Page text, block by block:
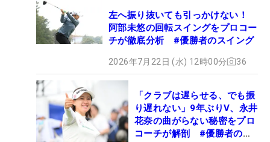
左へ振り抜いても引っかけない！
阿部未悠の回転スイングをプロコー
チが徹底分析 #優勝者のスイング
2026年7月22日 (水) 12時00分 36
「クラブは遅らせる、でも振
り遅れない」9年ぶりV、永井
花奈の曲がらない秘密をプロ
コーチが解剖 #優勝者のス